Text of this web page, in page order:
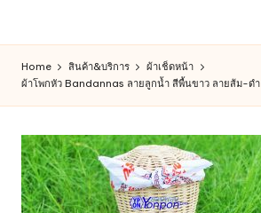
content
สินค้า
คน
รัก
การ
ช็อป
Home สินค้า&บริการ
ผ้าเช็ดหน้า
ผ้าโพกหัว Bandannas ลายลูกน้ำ สีพื้นขาว ลายส้ม-ดำ